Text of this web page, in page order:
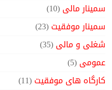
سمینار مالی(10)
سمینار موفقیت(23)
شغلی و مالی(35)
عمومی(5)
کارگاه های موفقیت(11)